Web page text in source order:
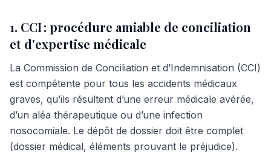
1. CCI : procédure amiable de conciliation
et d'expertise médicale
La Commission de Conciliation et d’Indemnisation (CCI)
est compétente pour tous les accidents médicaux
graves, qu’ils résultent d’une erreur médicale avérée,
d’un aléa thérapeutique ou d’une infection
nosocomiale. Le dépôt de dossier doit être complet
(dossier médical, éléments prouvant le préjudice).